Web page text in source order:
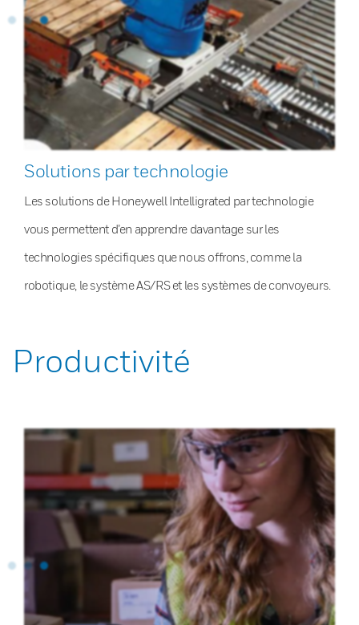
Solutions par technologie
Les solutions de Honeywell Intelligrated par technologie
vous permettent d’en apprendre davantage sur les
technologies spécifiques que nous offrons, comme la
robotique, le système AS/RS et les systèmes de convoyeurs.
Productivité